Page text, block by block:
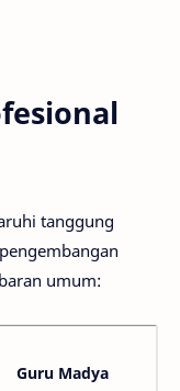
tanggung
umum:
Guru Madya